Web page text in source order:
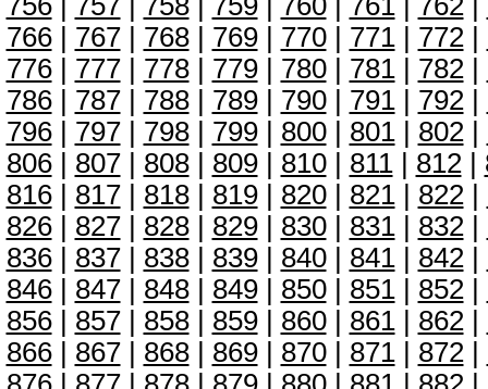
766| 767| 768| 769| 770| 771| 772|
776| 777| 778| 779| 780| 781| 782|
786| 787| 788| 789| 790| 791| 792|
796| 797| 798| 799| 800| 801| 802|
806| 807| 808| 809| 810| 811| 812|
816| 817| 818| 819| 820| 821| 822|
826| 827| 828| 829| 830| 831| 832|
836| 837| 838| 839| 840| 841| 842|
846| 847| 848| 849| 850| 851| 852|
856| 857| 858| 859| 860| 861| 862|
866| 867| 868| 869| 870| 871| 872|